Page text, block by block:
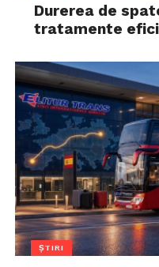
Durerea de
tratamente
ȘTIRI